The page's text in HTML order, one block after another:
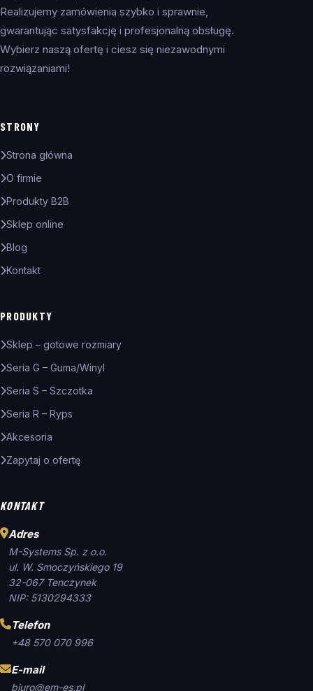
Realizujemy zamówienia szybko i sprawnie,
gwarantując satysfakcję i profesjonalną obsługę.
Wybierz naszą ofertę i ciesz się niezawodnymi
rozwiązaniami!
STRONY
Strona główna
O firmie
Produkty B2B
Sklep online
Blog
Kontakt
PRODUKTY
Sklep – gotowe rozmiary
Seria G – Guma/Winyl
Seria S – Szczotka
Seria R – Ryps
Akcesoria
Zapytaj o ofertę
KONTAKT
Adres
M-Systems Sp. z o.o.
ul. W. Smoczyńskiego 19
32-067 Tenczynek
NIP: 5130294333
Telefon
+48 570 070 996
E-mail
biuro@em-es.pl